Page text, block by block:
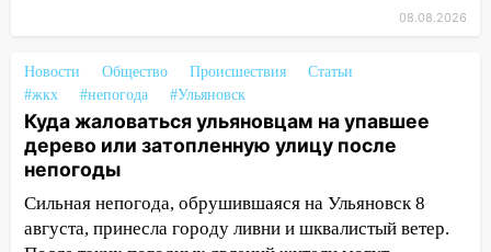
Деева в Заволжье
14:26 Жители Ульяновска сами
пытаются расчистить ливнёвки, не
дождавшись коммунальщиков
14:16 Шторм продолжает ломать город:
на улице Любови Шевцовой рухнул
08.08.2026
Новости Общество Происшествия
Статьи
#жкх
#непогода #Ульяновск
Куда жаловаться ульяновцам на упавшее
дерево или затопленную улицу после
непогоды
Сильная непогода, обрушившаяся на Ульяновск 8
августа, принесла городу ливни и шквалистый ветер.